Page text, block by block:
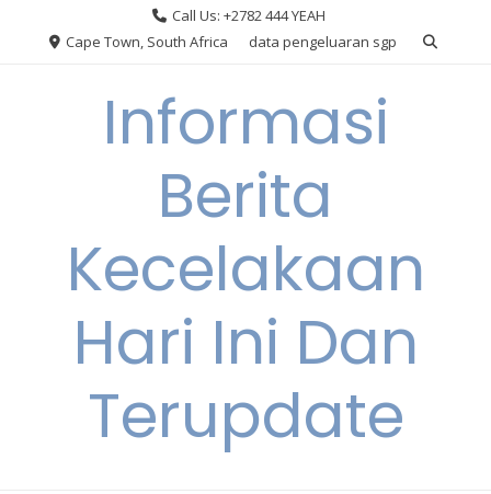
Call Us: +2782 444 YEAH
Cape Town, South Africa
data pengeluaran sgp
Informasi
Berita
Kecelakaan
Hari Ini Dan
Terupdate